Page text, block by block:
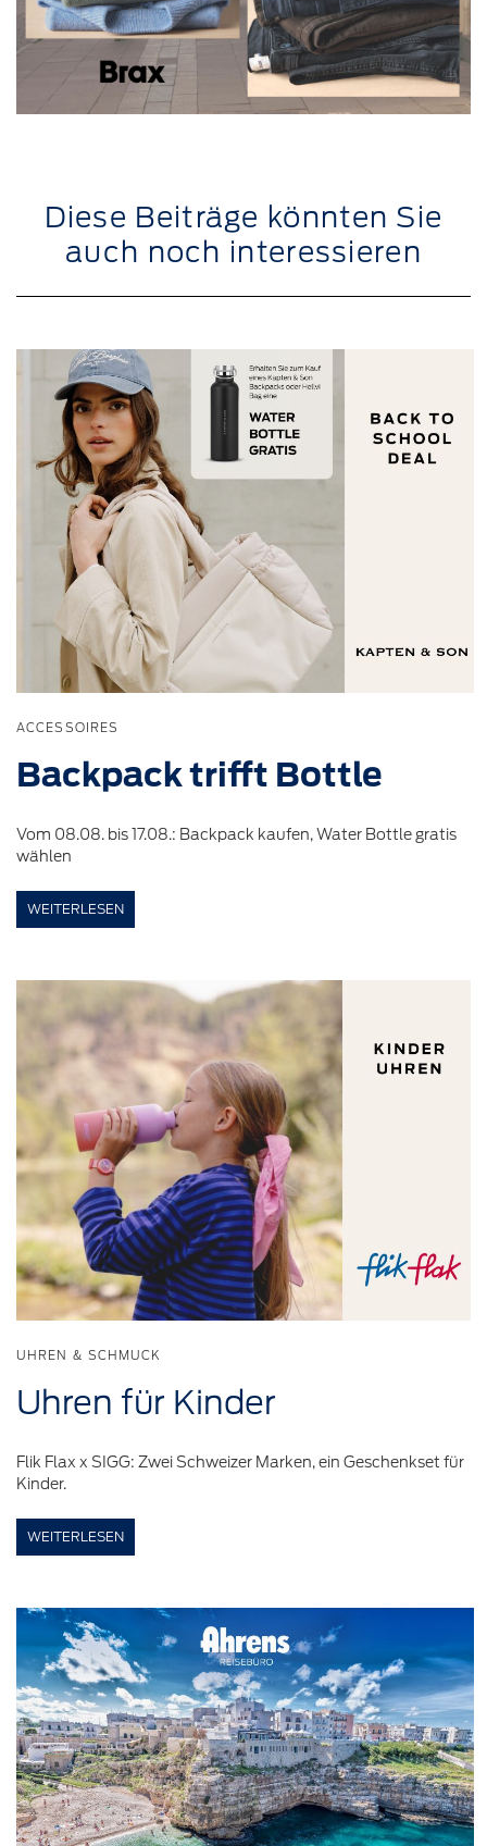
Diese Beiträge könnten Sie
auch noch interessieren
ACCESSOIRES
Backpacktrifft Bottle
Vom 08.08. bis 17.08.: Backpack kaufen, Water Bottle gratis
wählen
WEITERLESEN
UHREN & SCHMUCK
Uhren für Kinder
Flik Flax x SIGG: Zwei Schweizer Marken, ein Geschenkset für
Kinder.
WEITERLESEN